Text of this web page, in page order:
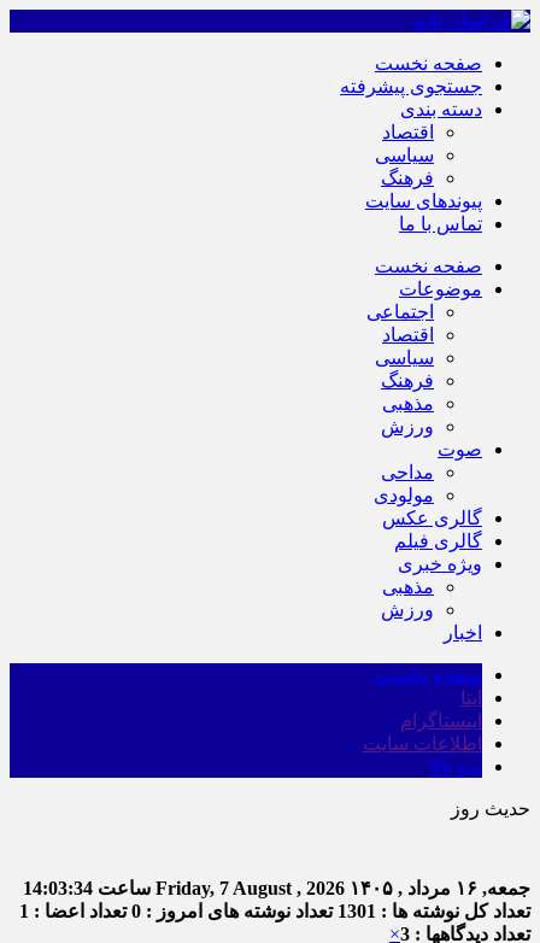
صفحه نخست
جستجوی پیشرفته
دسته بندی
اقتصاد
سیاسی
فرهنگ
پیوندهای سایت
تماس با ما
صفحه نخست
موضوعات
اجتماعی
اقتصاد
سیاسی
فرهنگ
مذهبی
ورزش
صوت
مداحی
مولودی
گالری عکس
گالری فیلم
ویژه خبری
مذهبی
ورزش
اخبار
صفحه نخست
ایتا
اینستاگرام
اطلاعات سایت
برو بالا
حدیث روز
جمعه, ۱۶ مرداد , ۱۴۰۵ Friday, 7 August , 2026 ساعت 14:03:35
تعداد کل نوشته ها : 1301
تعداد نوشته های امروز : 0
تعداد اعضا : 1
تعداد دیدگاهها : 3
×